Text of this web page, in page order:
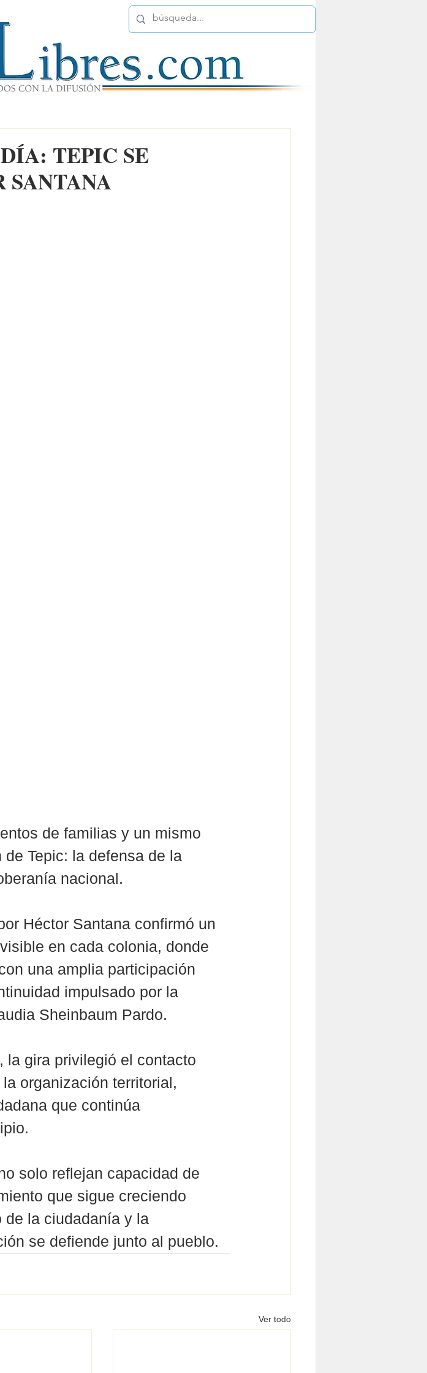
TEPIC SE
SANTANA
de familias y un mismo
Tepic: la defensa de la
nacional.
Héctor Santana confirmó un
en cada colonia, donde
una amplia participación
impulsado por la
Sheinbaum Pardo.
la gira privilegió el contacto
organización territorial,
que continúa
solo reflejan capacidad de
que sigue creciendo
de la ciudadanía y la
se defiende junto al pueblo.
Ver todo